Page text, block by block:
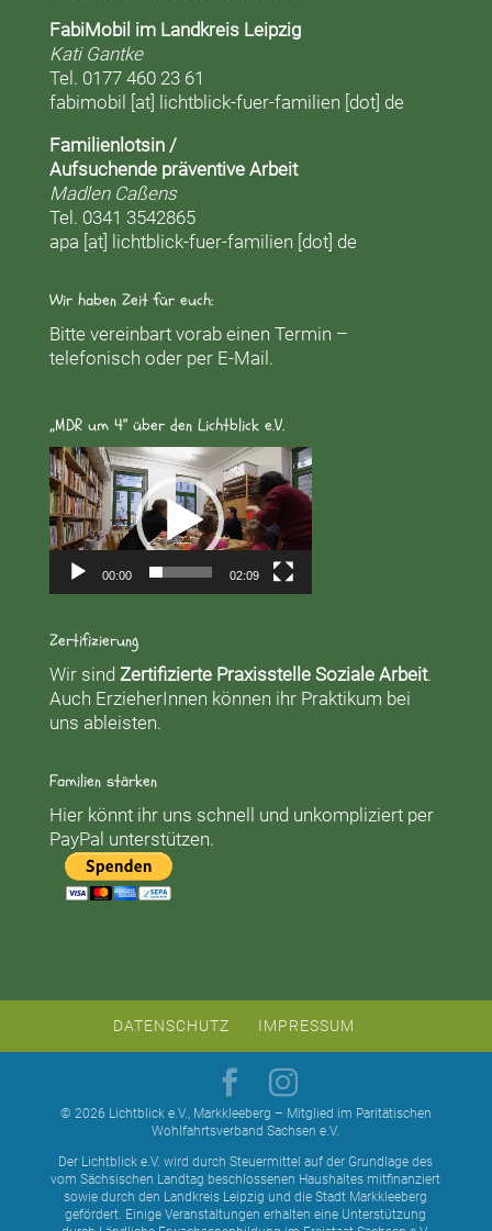
FabiMobil im Landkreis Leipzig
Kati Gantke
Tel. 0177 460 23 61
fabimobil [at] lichtblick-fuer-familien [dot] de
Familienlotsin /
Aufsuchende präventive Arbeit
Madlen Caßens
Tel. 0341 3542865
apa [at] lichtblick-fuer-familien [dot] de
Wir haben Zeit für euch:
Bitte vereinbart vorab einen Termin –
telefonisch oder per E-Mail.
„MDR um 4“ über den Lichtblick e.V.
Video-
Player
00:00 02:09
Zertifizierung
Wir sind Zertifizierte Praxisstelle Soziale Arbeit.
Auch ErzieherInnen können ihr Praktikum bei
uns ableisten.
Familien stärken
Hier könnt ihr uns schnell und unkompliziert per
PayPal unterstützen.
DATENSCHUTZ IMPRESSUM
© 2026 Lichtblick e.V., Markkleeberg – Mitglied im Paritätischen
Wohlfahrtsverband Sachsen e.V.
Der Lichtblick e.V. wird durch Steuermittel auf der Grundlage des
vom Sächsischen Landtag beschlossenen Haushaltes mitfinanziert
sowie durch den Landkreis Leipzig und die Stadt Markkleeberg
gefördert. Einige Veranstaltungen erhalten eine Unterstützung